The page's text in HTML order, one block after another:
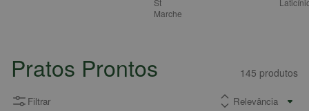
St
Marche
Pratos Prontos 145 produtos
Filtrar